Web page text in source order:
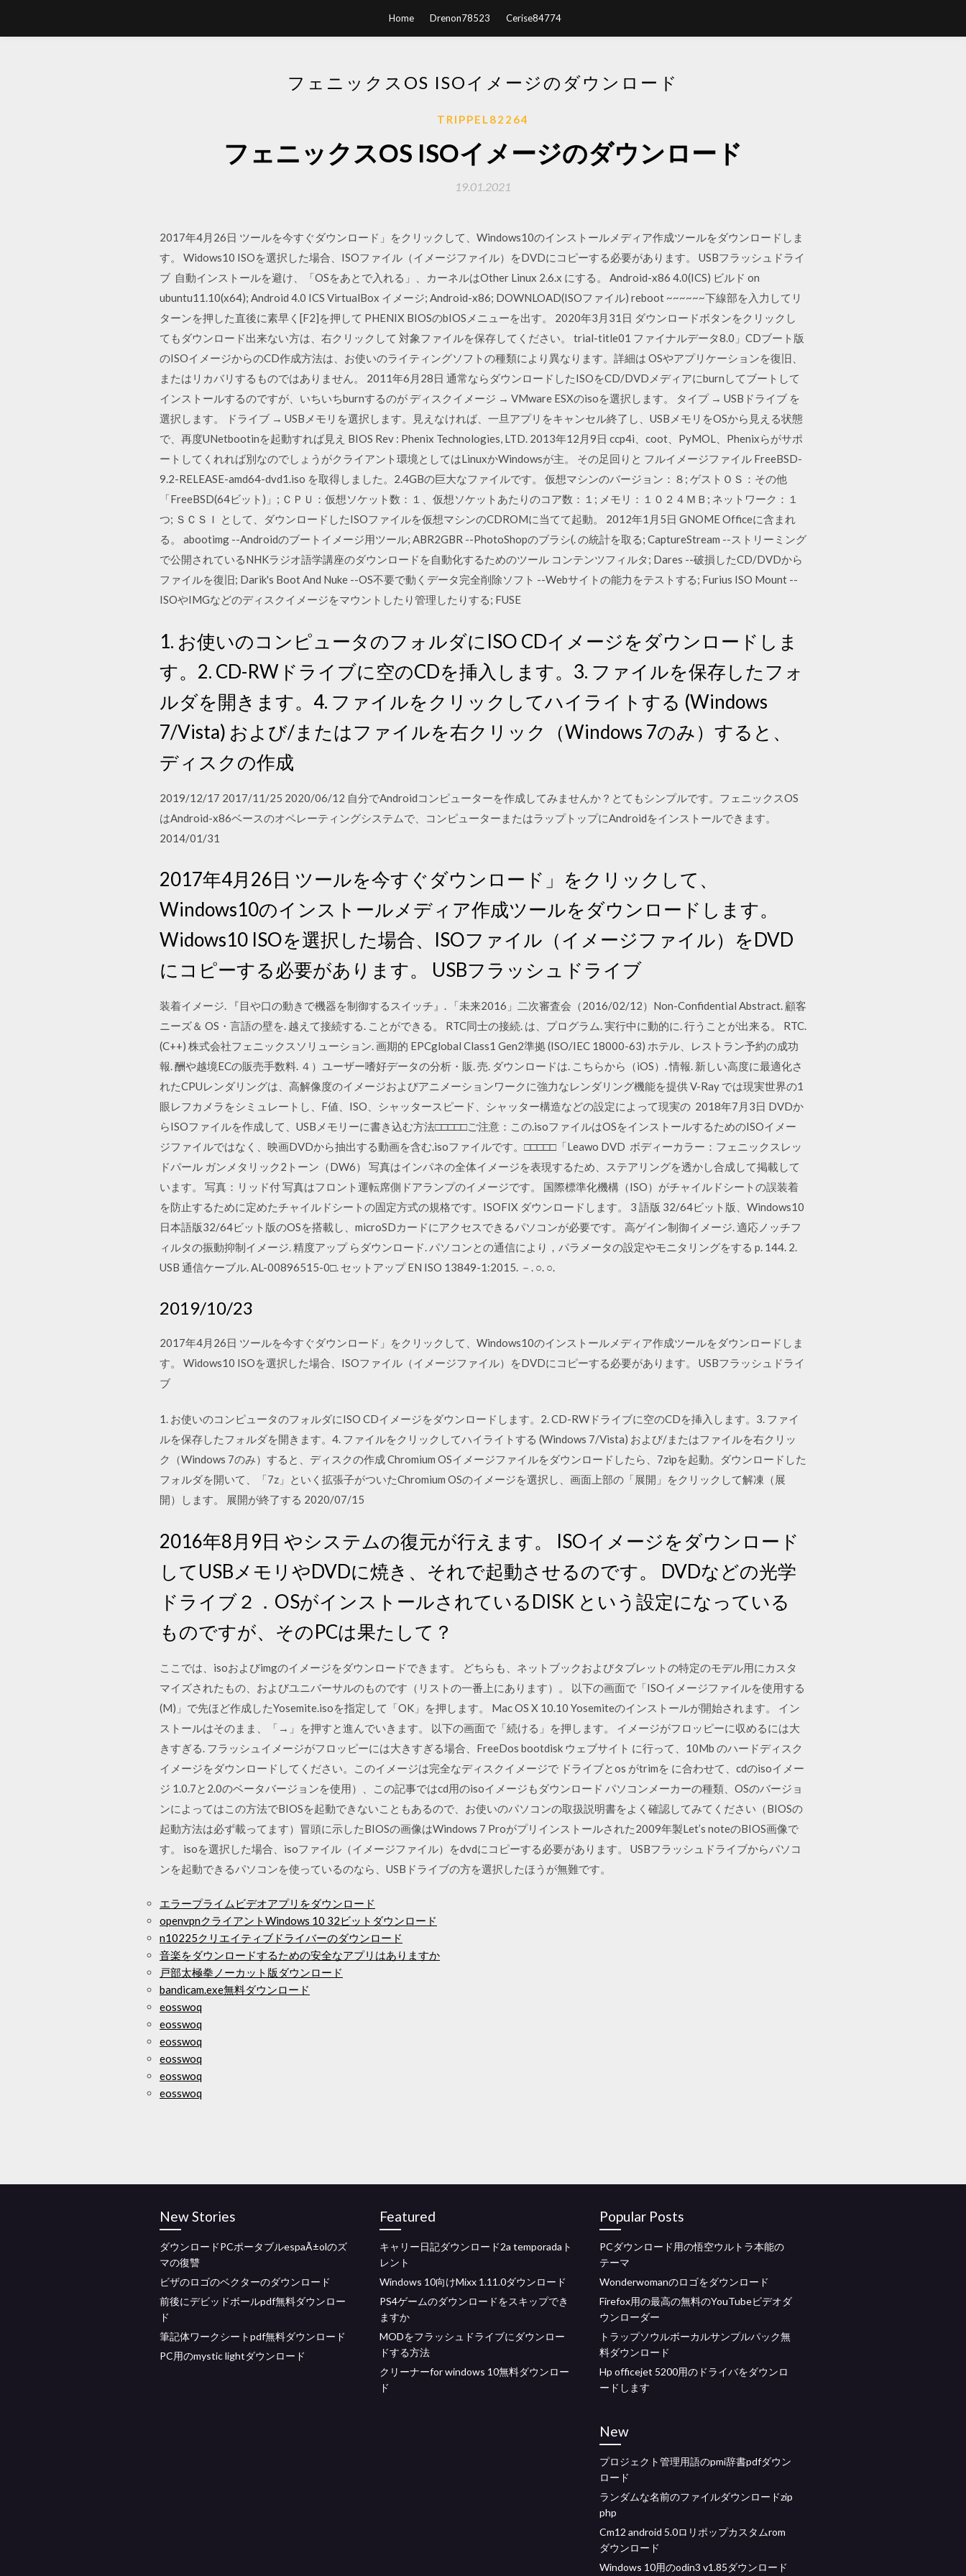
Home Drenon78523 Cerise84774
フェニックスOS ISOイメージのダウンロード
TRIPPEL82264
フェニックスOS ISOイメージのダウンロード
19.01.2021
2017年4月26日 ツールを今すぐダウンロード」をクリックして、Windows10のインストールメディア作成ツールをダウンロードしま
す。 Widows10 ISOを選択した場合、ISOファイル（イメージファイル）をDVDにコピーする必要があります。 USBフラッシュドライ
ブ 自動インストールを避け、「OSをあとで入れる」、カーネルはOther Linux 2.6.x にする。 Android-x86 4.0(ICS) ビルド on
ubuntu11.10(x64); Android 4.0 ICS VirtualBox イメージ; Android-x86; DOWNLOAD(ISOファイル) reboot ~~~~~~下線部を入力してリ
ターンを押した直後に素早く[F2]を押して PHENIX BIOSのbIOSメニューを出す。 2020年3月31日 ダウンロードボタンをクリックし
てもダウンロード出来ない方は、右クリックして 対象ファイルを保存してください。 trial-title01 ファイナルデータ8.0」CDブート版
のISOイメージからのCD作成方法は、お使いのライティングソフトの種類により異なります。詳細は OSやアプリケーションを復旧、
またはリカバリするものではありません。 2011年6月28日 通常ならダウンロードしたISOをCD/DVDメディアにburnしてブートして
インストールするのですが、いちいちburnするのが ディスクイメージ → VMware ESXのisoを選択します。 タイプ → USBドライブ を
選択します。 ドライブ → USBメモリを選択します。見えなければ、一旦アプリをキャンセル終了し、USBメモリをOSから見える状態
で、再度UNetbootinを起動すれば見え BIOS Rev : Phenix Technologies, LTD. 2013年12月9日 ccp4i、coot、PyMOL、Phenixらがサポ
ートしてくれれば別なのでしょうがクライアント環境としてはLinuxかWindowsが主。 その足回りと フルイメージファイル FreeBSD-
9.2-RELEASE-amd64-dvd1.iso を取得しました。2.4GBの巨大なファイルです。 仮想マシンのバージョン：８; ゲストＯＳ：その他
「FreeBSD(64ビット)」; ＣＰＵ：仮想ソケット数：１、仮想ソケットあたりのコア数：１; メモリ：１０２４ＭＢ; ネットワーク：１
つ; ＳＣＳＩ として、ダウンロードしたISOファイルを仮想マシンのCDROMに当てて起動。 2012年1月5日 GNOME Officeに含まれ
る。 abootimg --Androidのブートイメージ用ツール; ABR2GBR --PhotoShopのブラシ(. の統計を取る; CaptureStream --ストリーミング
で公開されているNHKラジオ語学講座のダウンロードを自動化するためのツール コンテンツフィルタ; Dares --破損したCD/DVDから
ファイルを復旧; Darik's Boot And Nuke --OS不要で動くデータ完全削除ソフト --Webサイトの能力をテストする; Furius ISO Mount --
ISOやIMGなどのディスクイメージをマウントしたり管理したりする; FUSE
1. お使いのコンピュータのフォルダにISO CDイメージをダウンロードしま
す。2. CD-RWドライブに空のCDを挿入します。3. ファイルを保存したフォ
ルダを開きます。4. ファイルをクリックしてハイライトする (Windows
7/Vista) および/またはファイルを右クリック（Windows 7のみ）すると、
ディスクの作成
2019/12/17 2017/11/25 2020/06/12 自分でAndroidコンピューターを作成してみませんか？とてもシンプルです。フェニックスOS
はAndroid-x86ベースのオペレーティングシステムで、コンピューターまたはラップトップにAndroidをインストールできます。
2014/01/31
2017年4月26日 ツールを今すぐダウンロード」をクリックして、
Windows10のインストールメディア作成ツールをダウンロードします。
Widows10 ISOを選択した場合、ISOファイル（イメージファイル）をDVD
にコピーする必要があります。 USBフラッシュドライブ
装着イメージ. 『目や口の動きで機器を制御するスイッチ』. 「未来2016」二次審査会（2016/02/12）Non-Confidential Abstract. 顧客
ニーズ＆ OS・言語の壁を. 越えて接続する. ことができる。 RTC同士の接続. は、プログラム. 実行中に動的に. 行うことが出来る。 RTC.
(C++) 株式会社フェニックスソリューション. 画期的 EPCglobal Class1 Gen2準拠 (ISO/IEC 18000-63) ホテル、レストラン予約の成功
報. 酬や越境ECの販売手数料. ４）ユーザー嗜好データの分析・販. 売. ダウンロードは. こちらから（iOS）. 情報. 新しい高度に最適化さ
れたCPUレンダリングは、高解像度のイメージおよびアニメーションワークに強力なレンダリング機能を提供 V-Ray では現実世界の1
眼レフカメラをシミュレートし、F値、ISO、シャッタースピード、シャッター構造などの設定によって現実の 2018年7月3日 DVDか
らISOファイルを作成して、USBメモリーに書き込む方法□□□□□ご注意：この.isoファイルはOSをインストールするためのISOイメー
ジファイルではなく、映画DVDから抽出する動画を含む.isoファイルです。□□□□□「Leawo DVD ボディーカラー：フェニックスレッ
ドパール ガンメタリック2トーン（DW6） 写真はインパネの全体イメージを表現するため、ステアリングを透かし合成して掲載して
います。 写真：リッド付 写真はフロント運転席側ドアランプのイメージです。 国際標準化機構（ISO）がチャイルドシートの誤装着
を防止するために定めたチャイルドシートの固定方式の規格です。ISOFIX ダウンロードします。 3 語版 32/64ビット版、Windows10
日本語版32/64ビット版のOSを搭載し、microSDカードにアクセスできるパソコンが必要です。 高ゲイン制御イメージ. 適応ノッチフ
ィルタの振動抑制イメージ. 精度アップ らダウンロード. パソコンとの通信により，パラメータの設定やモニタリングをする p. 144. 2.
USB 通信ケーブル. AL-00896515-0□. セットアップ EN ISO 13849-1:2015. －. ○. ○.
2019/10/23
2017年4月26日 ツールを今すぐダウンロード」をクリックして、Windows10のインストールメディア作成ツールをダウンロードしま
す。 Widows10 ISOを選択した場合、ISOファイル（イメージファイル）をDVDにコピーする必要があります。 USBフラッシュドライ
ブ
1. お使いのコンピュータのフォルダにISO CDイメージをダウンロードします。2. CD-RWドライブに空のCDを挿入します。3. ファイ
ルを保存したフォルダを開きます。4. ファイルをクリックしてハイライトする (Windows 7/Vista) および/またはファイルを右クリッ
ク（Windows 7のみ）すると、ディスクの作成 Chromium OSイメージファイルをダウンロードしたら、7zipを起動。ダウンロードした
フォルダを開いて、「7z」といく拡張子がついたChromium OSのイメージを選択し、画面上部の「展開」をクリックして解凍（展
開）します。 展開が終了する 2020/07/15
2016年8月9日 やシステムの復元が行えます。 ISOイメージをダウンロード
してUSBメモリやDVDに焼き、それで起動させるのです。 DVDなどの光学
ドライブ２．OSがインストールされているDISK という設定になっている
ものですが、そのPCは果たして？
ここでは、isoおよびimgのイメージをダウンロードできます。 どちらも、ネットブックおよびタブレットの特定のモデル用にカスタ
マイズされたもの、およびユニバーサルのものです（リストの一番上にあります）。 以下の画面で「ISOイメージファイルを使用する
(M)」で先ほど作成したYosemite.isoを指定して「OK」を押します。 Mac OS X 10.10 Yosemiteのインストールが開始されます。 イン
ストールはそのまま、「→」を押すと進んでいきます。 以下の画面で「続ける」を押します。 イメージがフロッピーに収めるには大
きすぎる. フラッシュイメージがフロッピーには大きすぎる場合、FreeDos bootdisk ウェブサイト に行って、10Mb のハードディスク
イメージをダウンロードしてください。このイメージは完全なディスクイメージで ドライブとos がtrimを に合わせて、cdのisoイメー
ジ 1.0.7と2.0のベータバージョンを使用）、この記事ではcd用のisoイメージもダウンロード パソコンメーカーの種類、OSのバージョ
ンによってはこの方法でBIOSを起動できないこともあるので、お使いのパソコンの取扱説明書をよく確認してみてください（BIOSの
起動方法は必ず載ってます）冒頭に示したBIOSの画像はWindows 7 Proがプリインストールされた2009年製Let’s noteのBIOS画像で
す。 isoを選択した場合、isoファイル（イメージファイル）をdvdにコピーする必要があります。 USBフラッシュドライブからパソコ
ンを起動できるパソコンを使っているのなら、USBドライブの方を選択したほうが無難です。
エラープライムビデオアプリをダウンロード
openvpnクライアントWindows 10 32ビットダウンロード
n10225クリエイティブドライバーのダウンロード
音楽をダウンロードするための安全なアプリはありますか
戸部太極拳ノーカット版ダウンロード
bandicam.exe無料ダウンロード
eosswoq
eosswoq
eosswoq
eosswoq
eosswoq
eosswoq
New Stories
ダウンロードPCポータブルespaÃ±olのズ
マの復讐
ビザのロゴのベクターのダウンロード
前後にデビッドボールpdf無料ダウンロー
ド
筆記体ワークシートpdf無料ダウンロード
PC用のmystic lightダウンロード
Featured
キャリー日記ダウンロード2a temporadaト
レント
Windows 10向けMixx 1.11.0ダウンロード
PS4ゲームのダウンロードをスキップでき
ますか
MODをフラッシュドライブにダウンロー
ドする方法
クリーナーfor windows 10無料ダウンロー
ド
Popular Posts
PCダウンロード用の悟空ウルトラ本能の
テーマ
Wonderwomanのロゴをダウンロード
Firefox用の最高の無料のYouTubeビデオダ
ウンローダー
トラップソウルボーカルサンプルパック無
料ダウンロード
Hp officejet 5200用のドライバをダウンロ
ードします
New
プロジェクト管理用語のpmi辞書pdfダウン
ロード
ランダムな名前のファイルダウンロードzip
php
Cm12 android 5.0ロリポップカスタムrom
ダウンロード
Windows 10用のodin3 v1.85ダウンロード